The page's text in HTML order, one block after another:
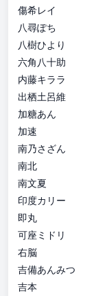
傷希レイ
八尋ぽち
八樹ひより
六角八十助
内藤キララ
出栖土呂維
加糖あん
加速
南乃さざん
南北
南文夏
印度カリー
即丸
可座ミドリ
右脳
吉備あんみつ
吉本